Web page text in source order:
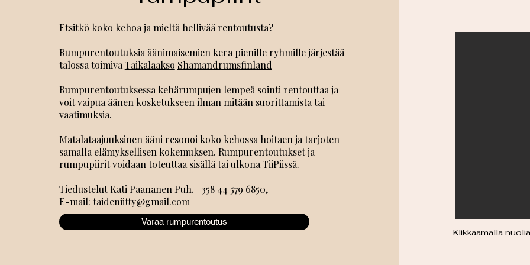
Etsitkö koko kehoa ja mieltä hellivää rentoutusta?
Rumpurentoutuksia äänimaisemien kera pienille ryhmille järjestää
talossa toimivaTaikalaakso Shamandrumsfinland
Rumpurentoutuksessa kehärumpujen lempeä sointi rentouttaa ja
voit vaipua äänen kosketukseen ilman mitään suorittamista tai
vaatimuksia.
Matalataajuuksinen ääni resonoi koko kehossa hoitaen ja tarjoten
samalla elämyksellisen kokemuksen. Rumpurentoutukset ja
rumpupiirit voidaan toteuttaa sisällä tai ulkona TiiPiissä.
Tiedustelut Kati Paananen Puh. +358 44 579 6850,
E-mail: taideniitty@gmail.com
Varaa rumpurentoutus
Klikkaamalla